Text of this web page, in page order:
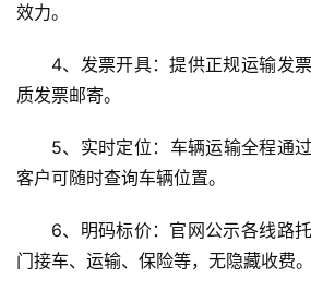
效力。
4、发票开具：提供正规运输发
质发票邮寄。
5、实时定位：车辆运输全程通
客户可随时查询车辆位置。
6、明码标价：官网公示各线路
门接车、运输、保险等，无隐藏收费。